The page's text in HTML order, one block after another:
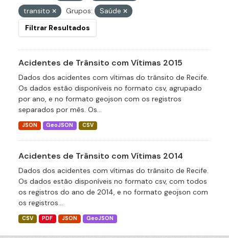
transito
Grupos:
Saúde
Filtrar Resultados
Acidentes de Trânsito com Vítimas 2015
Dados dos acidentes com vítimas do trânsito de Recife.
Os dados estão disponíveis no formato csv, agrupado
por ano, e no formato geojson com os registros
separados por mês. Os...
JSON GeoJSON CSV
Acidentes de Trânsito com Vítimas 2014
Dados dos acidentes com vítimas do trânsito de Recife.
Os dados estão disponíveis no formato csv, com todos
os registros do ano de 2014, e no formato geojson com
os registros...
CSV PDF JSON GeoJSON